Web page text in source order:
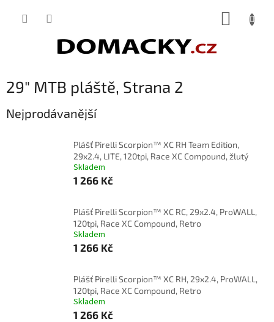
29" MTB pláště, Strana 2
Nejprodávanější
Plášť Pirelli Scorpion™ XC RH Team Edition,
29x2.4, LITE, 120tpi, Race XC Compound, žlutý
Skladem
1 266 Kč
Plášť Pirelli Scorpion™ XC RC, 29x2.4, ProWALL,
120tpi, Race XC Compound, Retro
Skladem
1 266 Kč
Plášť Pirelli Scorpion™ XC RH, 29x2.4, ProWALL,
120tpi, Race XC Compound, Retro
Skladem
1 266 Kč